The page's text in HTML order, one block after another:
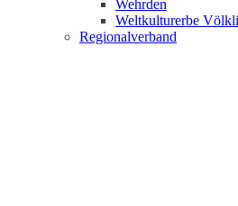
Wehrden
Weltkulturerbe
Regionalverband